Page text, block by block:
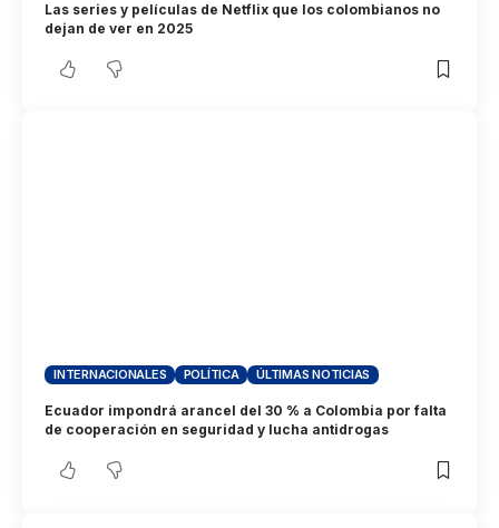
Las series y películas de Netflix que los colombianos no
dejan de ver en 2025
INTERNACIONALES POLÍTICA ÚLTIMAS NOTICIAS
Ecuador impondrá arancel del 30 % a Colombia por falta
de cooperación en seguridad y lucha antidrogas